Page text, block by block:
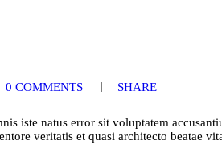
0 COMMENTS SHARE
iste natus error sit voluptatem
veritatis et quasi architecto beatae